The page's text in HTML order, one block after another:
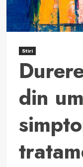
Stiri
din